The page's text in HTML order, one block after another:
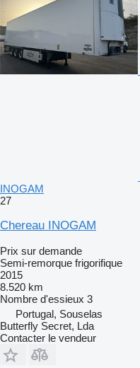
INOGAM
27
Chereau INOGAM
Prix sur demande
Semi-remorque frigorifique
2015
8.520 km
Nombre d'essieux 3
Portugal, Souselas
Butterfly Secret, Lda
Contacter le vendeur